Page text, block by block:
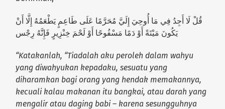
قُلْ لَا أَجِدُ فِي مَا أُوحِيَ إِلَيَّ مُحَرَّمًا عَلَى طَاعِمٍ يَطْعَمُهُ إِلَّا أَنْ
يَكُونَ مَيْتَةً أَوْ دَمًا مَسْفُوحًا أَوْ لَحْمَ خِنْزِيرٍ فَإِنَّهُ رِجْس
“Katakanlah, “Tiadalah aku peroleh dalam wahyu
yang diwahyukan kepadaku, sesuatu yang
diharamkan bagi orang yang hendak memakannya,
kecuali kalau makanan itu bangkai, atau darah yang
mengalir atau daging babi – karena sesungguhnya